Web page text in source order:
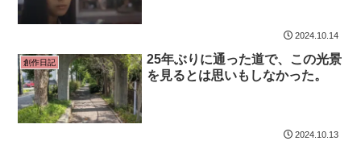
2024.10.14
創作日記
25年ぶりに通った道で、この光景
を見るとは思いもしなかった。
2024.10.13